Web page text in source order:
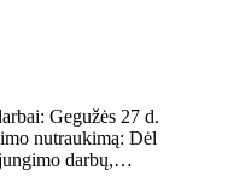
Gegužės 27 d.
nutraukimą: Dėl
darbų,…